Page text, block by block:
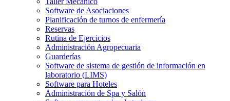
Software de Asociaciones
Planificación de turnos de enfermería
Reservas
Rutina de Ejercicios
Administración Agropecuaria
Guarderías
Software de sistema de gestión de información en
laboratorio (LIMS)
Software para Hoteles
Administración de Spa y Salón